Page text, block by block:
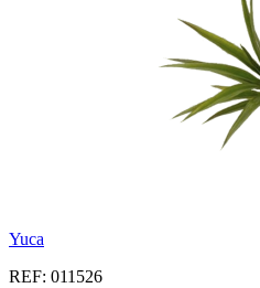
Yuca
REF: 011526